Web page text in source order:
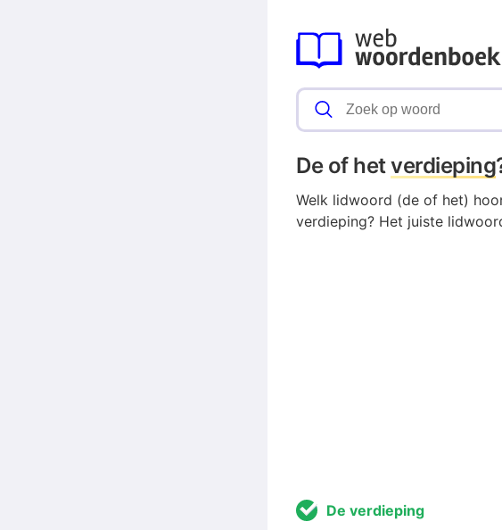
De of hetverdieping
Welk lidwoord (de of het)
verdieping? Het juiste
De verdieping